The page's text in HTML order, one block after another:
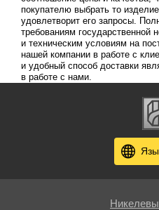
покупателю выбрать то
удовлетворит его запросы.
требованиям государственной
и техническим условиям на
нашей компании в работе с
и удобный способ доставки
в работе с нами.